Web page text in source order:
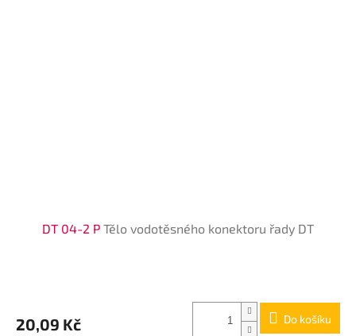
DT 04-2 P Tělo vodotěsného konektoru řady DT
20,09 Kč Do košíku